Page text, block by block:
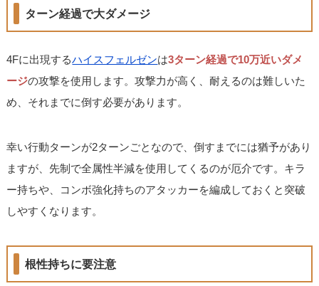
ターン経過で大ダメージ
4Fに出現するハイスフェルゼンは3ターン経過で10万近いダメ
ージの攻撃を使用します。攻撃力が高く、耐えるのは難しいた
め、それまでに倒す必要があります。
幸い行動ターンが2ターンごとなので、倒すまでには猶予があり
ますが、先制で全属性半減を使用してくるのが厄介です。キラ
ー持ちや、コンボ強化持ちのアタッカーを編成しておくと突破
しやすくなります。
根性持ちに要注意